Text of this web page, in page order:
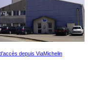
depuis ViaMichelin